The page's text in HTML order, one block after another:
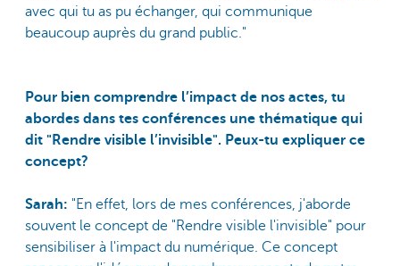
avec qui tu as pu échanger, qui communique
beaucoup auprès du grand public."
Pour bien comprendre l’impact de nos actes, tu
abordes dans tes conférences une thématique qui
dit "Rendre visible l’invisible". Peux-tu expliquer ce
concept?
Sarah: "En effet, lors de mes conférences, j'aborde
souvent le concept de "Rendre visible l'invisible" pour
sensibiliser à l'impact du numérique. Ce concept